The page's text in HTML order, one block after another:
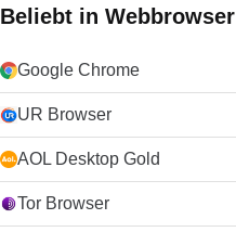
Beliebt in Webbrowser
Google Chrome
UR Browser
AOL Desktop Gold
Tor Browser